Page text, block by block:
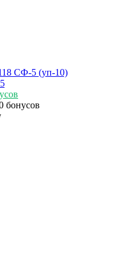
СФ-5 (уп-10)
бонусов